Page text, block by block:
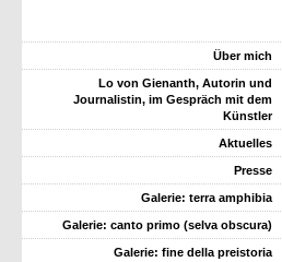
Über mich
Lo von Gienanth, Autorin und
Journalistin, im Gespräch mit dem
Künstler
Aktuelles
Presse
Galerie: terra amphibia
Galerie: canto primo (selva obscura)
Galerie: fine della preistoria